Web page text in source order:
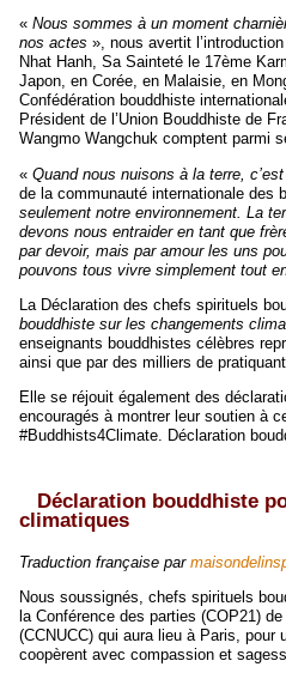
« Nous sommes à un moment
nos actes », nous avertit
Nhat Hanh, Sa Sainteté le 17ème
Japon, en Corée, en Malaisie, en
Confédération bouddhiste
Président de l’Union Bouddhiste de
Wangmo Wangchuk comptent parmi
« Quand nous nuisons à la terre,
de la communauté internationale des
seulement notre environnement. La
devons nous entraider en tant que
par devoir, mais par amour les uns
pouvons tous vivre simplement tout
La Déclaration des chefs spirituels
bouddhiste sur les changements
enseignants bouddhistes célèbres
ainsi que par des milliers de
Elle se réjouit également des
encouragés à montrer leur soutien à
#Buddhists4Climate. Déclaration
Déclaration bouddhiste
climatiques
Traduction française par
Nous soussignés, chefs spirituels
la Conférence des parties (COP21)
(CCNUCC) qui aura lieu à Paris,
coopèrent avec compassion et